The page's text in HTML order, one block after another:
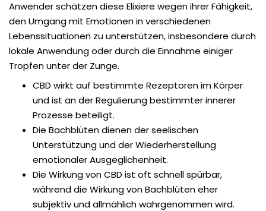
Anwender schätzen diese Elixiere wegen ihrer Fähigkeit,
den Umgang mit Emotionen in verschiedenen
Lebenssituationen zu unterstützen, insbesondere durch
lokale Anwendung oder durch die Einnahme einiger
Tropfen unter der Zunge.
CBD wirkt auf bestimmte Rezeptoren im Körper
und ist an der Regulierung bestimmter innerer
Prozesse beteiligt.
Die Bachblüten dienen der seelischen
Unterstützung und der Wiederherstellung
emotionaler Ausgeglichenheit.
Die Wirkung von CBD ist oft schnell spürbar,
während die Wirkung von Bachblüten eher
subjektiv und allmählich wahrgenommen wird.